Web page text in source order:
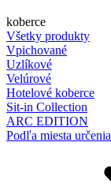
koberce
Všetky produkty
Vpichované
Uzlíkové
Velúrové
Hotelové koberce
Sit-in Collection
ARC EDITION
Podľa miesta určenia